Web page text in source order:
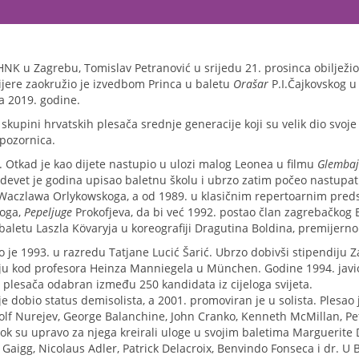
u Zagrebu, Tomislav Petranović u srijedu 21. prosinca
zaokružio je izvedbom Princa u baletu Orašar P.I.Čajkovskog
2019. godine.
hrvatskih plesača srednje genera­cije koji su velik dio
Otkad je kao dijete nastupio u ulozi malog Leonea u filmu
je godina upisao baletnu školu i ubrzo zatim počeo
Orlykowskoga, a od 1989. u klasičnim repertoarnim
Pepeljuge Prokofjeva, da bi već 1992. postao član
Laszla Kövaryja u koreografiji Dragutina Boldina,
je 1993. u razredu Tatjane Lucić Šarić. Ubrzo dobivši stipendiju
kod profesora Heinza Manniegela u München. Godine 1994.
odabran između 250 kandidata iz cijeloga svijeta.
dobio status demisolista, a 2001. promoviran je u solista.
Nurejev, George Balanchine, John Cranko, Kenneth McMillan,
su upravo za njega kreirali uloge u svojim baletima Marguerite
Nicolaus Adler, Patrick Delacroix, Benvindo Fonseca i dr.